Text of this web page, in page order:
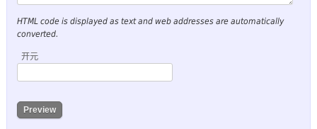
HTML code is displayed as text and web addresses are automatically
converted.
开元